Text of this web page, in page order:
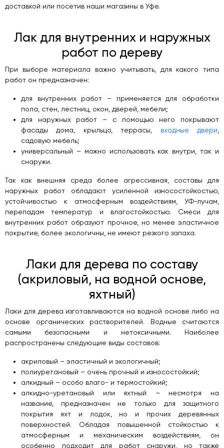
доставкой или посетив наши магазины в Уфе.
Лак для внутренних и наружных
работ по дереву
При выборе материала важно учитывать, для какого типа
работ он предназначен:
для внутренних работ – применяется для обработки
пола, стен, лестниц, окон, дверей, мебели;
для наружных работ – с помощью него покрывают
фасады дома, крыльцо, террасы, входные двери
садовую мебель;
универсальный – можно использовать как внутри, так и
снаружи.
Так как внешняя среда более агрессивная, составы для
наружных работ обладают усиленной износостойкостью,
устойчивостью к атмосферным воздействиям, УФ-лучам,
перепадам температур и влагостойкостью. Смеси для
внутренних работ образуют прочное, но менее эластичное
покрытие, более экологичны, не имеют резкого запаха.
Лаки для дерева по составу
(акриловый, на водной основе,
яхтный)
Лаки для дерева изготавливаются на водной основе либо на
основе органических растворителей. Водные считаются
самыми безопасными и нетоксичными. Наиболее
распространены следующие виды составов:
акриловый – эластичный и экологичный;
полиуретановый – очень прочный и износостойкий;
алкидный – особо влаго- и термостойкий;
алкидно-уретановый или яхтный – несмотря на
название, предназначен не только для защитного
покрытия яхт и лодок, но и прочих деревянных
поверхностей. Обладая повышенной стойкостью к
атмосферным и механическим воздействиям, он
особенно подходит для работ снаружи, но также